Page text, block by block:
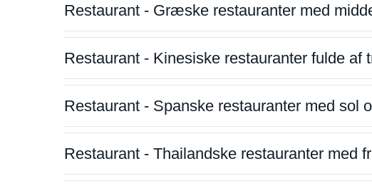
Restaurant - Græske restauranter med
Restaurant - Kinesiske restauranter fulde af
Restaurant - Spanske restauranter med sol
Restaurant - Thailandske restauranter med